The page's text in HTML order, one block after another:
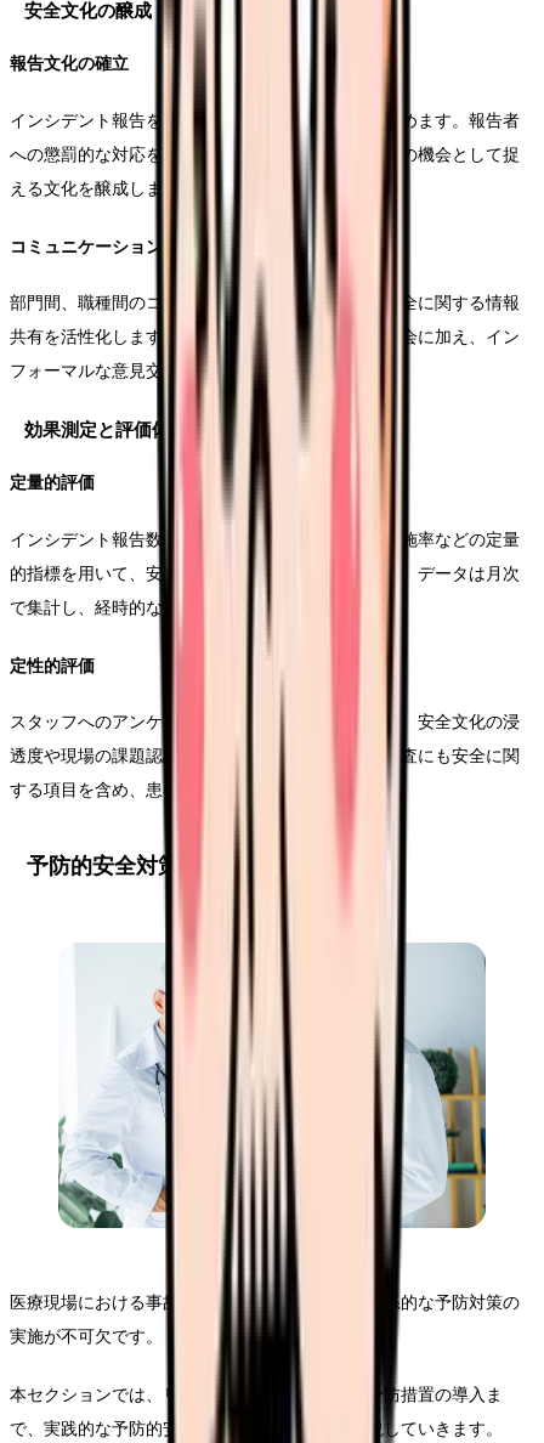
安全文化の醸成
報告文化の確立
インシデント報告を積極的に行える環境づくりを進めます。報告者
への懲罰的な対応を排除し、報告を通じた組織学習の機会として捉
える文化を醸成します。
コミュニケーションの活性化
部門間、職種間のコミュニケーションを促進し、安全に関する情報
共有を活性化します。定例のカンファレンスや報告会に加え、イン
フォーマルな意見交換の場も設けます。
効果測定と評価体制
定量的評価
インシデント報告数、重大事故発生率、安全対策実施率などの定量
的指標を用いて、安全管理体制の効果を測定します。データは月次
で集計し、経時的な変化を分析します。
定性的評価
スタッフへのアンケート調査やヒアリングを通じて、安全文化の浸
透度や現場の課題認識を把握します。患者満足度調査にも安全に関
する項目を含め、患者視点での評価も実施します。
予防的安全対策の実施
医療現場における事故を未然に防ぐためには、体系的な予防対策の
実施が不可欠です。
本セクションでは、リスクの特定から具体的な予防措置の導入ま
で、実践的な予防的安全対策について詳しく解説していきます。